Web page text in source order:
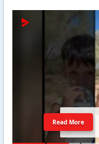
Read More